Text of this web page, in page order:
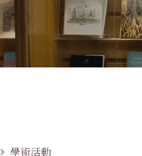
學術活動